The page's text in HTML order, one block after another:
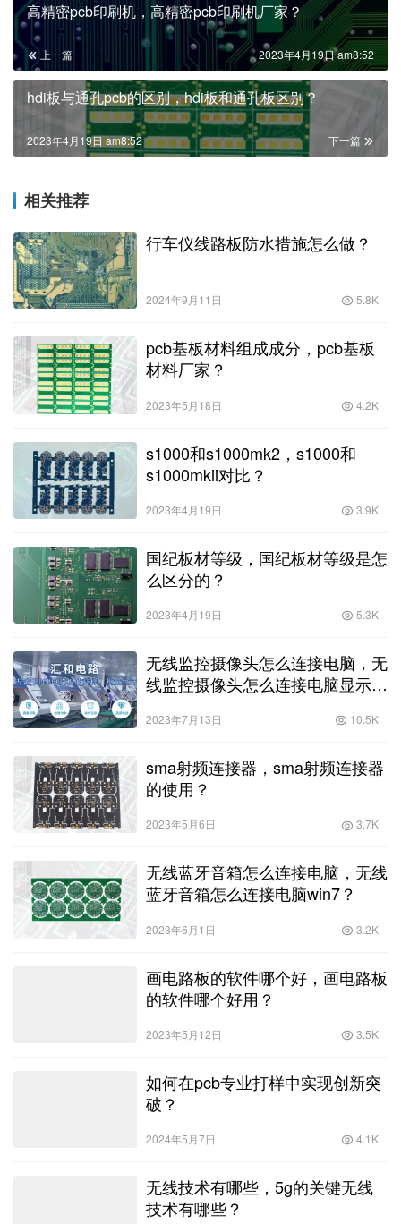
高精密pcb印刷机，高精密pcb印刷机厂家？
上一篇 2023年4月19日 am8:52
hdi板与通孔pcb的区别，hdi板和通孔板区别？
下一篇
2023年4月19日 am8:52
相关推荐
行车仪线路板防水措施怎么做？
2024年9月11日 5.8K
pcb基板材料组成成分，pcb基板
材料厂家？
2023年5月18日 4.2K
s1000和s1000mk2，s1000和
s1000mkii对比？
2023年4月19日 3.9K
国纪板材等级，国纪板材等级是怎
么区分的？
2023年4月19日 5.3K
无线监控摄像头怎么连接电脑，无
线监控摄像头怎么连接电脑显示
2023年7月13日 10.5K
sma射频连接器，sma射频连接器
的使用？
2023年5月6日 3.7K
无线蓝牙音箱怎么连接电脑，无线
蓝牙音箱怎么连接电脑win7？
2023年6月1日 3.2K
画电路板的软件哪个好，画电路板
的软件哪个好用？
2023年5月12日 3.5K
如何在pcb专业打样中实现创新突
破？
2024年5月7日 4.1K
无线技术有哪些，5g的关键无线
技术有哪些？